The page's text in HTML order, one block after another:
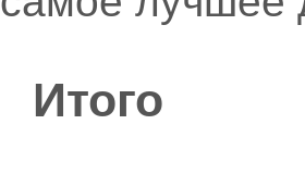
Итого